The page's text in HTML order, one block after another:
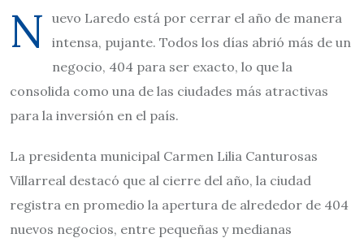
N uevo Laredo está por cerrar el año de manera
intensa, pujante. Todos los días abrió más de un
negocio, 404 para ser exacto, lo que la
consolida como una de las ciudades más atractivas
para la inversión en el país.
La presidenta municipal Carmen Lilia Canturosas
Villarreal destacó que al cierre del año, la ciudad
registra en promedio la apertura de alrededor de 404
nuevos negocios, entre pequeñas y medianas